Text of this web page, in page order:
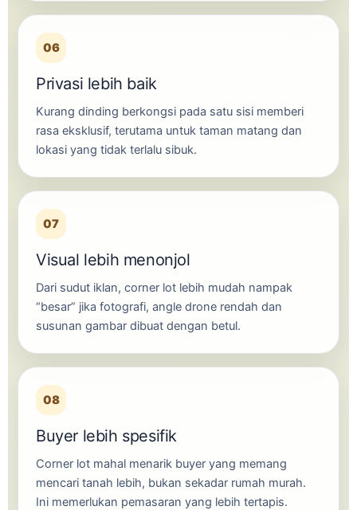
06
Privasi lebih baik
Kurang dinding berkongsi pada satu sisi memberi
rasa eksklusif, terutama untuk taman matang dan
lokasi yang tidak terlalu sibuk.
07
Visual lebih menonjol
Dari sudut iklan, corner lot lebih mudah nampak
“besar” jika fotografi, angle drone rendah dan
susunan gambar dibuat dengan betul.
08
Buyer lebih spesifik
Corner lot mahal menarik buyer yang memang
mencari tanah lebih, bukan sekadar rumah murah.
Ini memerlukan pemasaran yang lebih tertapis.